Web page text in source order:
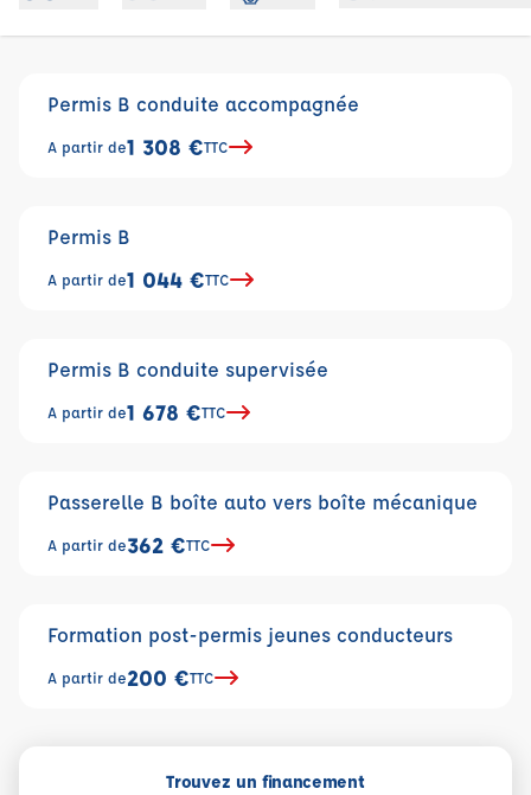
Permis B conduite accompagnée
A partir de1 308 €TTC
Permis B
A partir de1 044 €TTC
Permis B conduite supervisée
A partir de1 678 €TTC
Passerelle B boîte auto vers boîte mécanique
A partir de362 €TTC
Formation post-permis jeunes conducteurs
A partir de200 €TTC
Trouvez un financement